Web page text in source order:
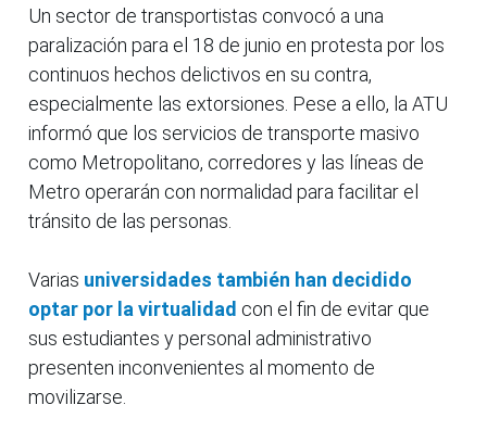
Un sector de transportistas convocó a una
paralización para el 18 de junio en protesta por los
continuos hechos delictivos en su contra,
especialmente las extorsiones. Pese a ello, la ATU
informó que los servicios de transporte masivo
como Metropolitano, corredores y las líneas de
Metro operarán con normalidad para facilitar el
tránsito de las personas.
Varias universidades también han decidido
optar por la virtualidad con el fin de evitar que
sus estudiantes y personal administrativo
presenten inconvenientes al momento de
movilizarse.